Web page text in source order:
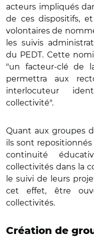
acteurs impliqués
de ces dispositifs,
volontaires de
les suivis
du PEDT. Cette
"un facteur-clé de
permettra aux
interlocuteur
collectivité".
Quant aux groupes
ils sont
continuité
collectivités dans la
le suivi de leurs
cet effet, être
collectivités.
Création de